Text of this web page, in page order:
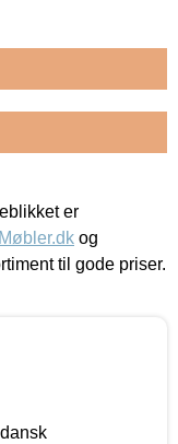
er
og
til gode priser.